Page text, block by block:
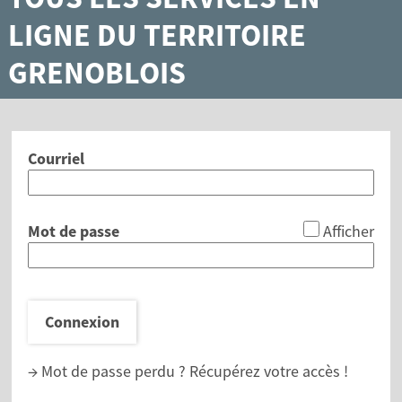
LIGNE DU TERRITOIRE
GRENOBLOIS
Courriel
Mot de passe Afficher
Connexion
→ Mot de passe perdu ? Récupérez votre accès !